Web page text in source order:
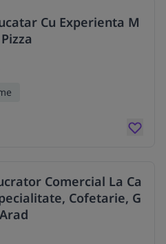
Cu Experienta M
Comercial La Ca
Cofetarie, G